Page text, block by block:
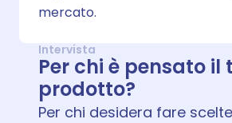
mercato.
Intervista
Per chi è pensato il
prodotto?
Per chi desidera fare